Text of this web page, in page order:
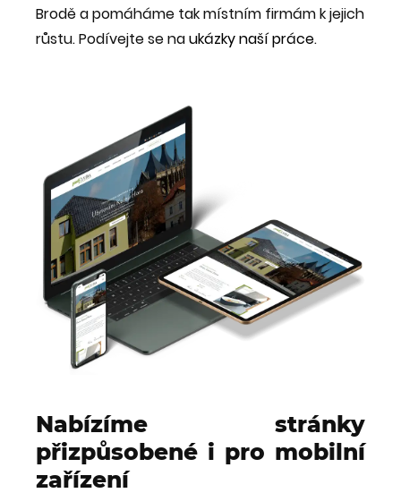
Brodě a pomáháme tak místním firmám k jejich
růstu. Podívejte se naukázky naší práce.
Nabízíme stránky
přizpůsobené i pro mobilní
zařízení